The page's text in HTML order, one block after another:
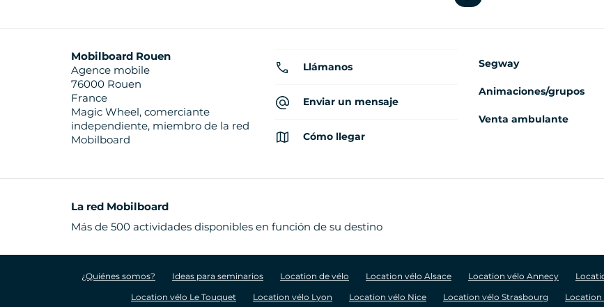
Mobilboard Rouen
Agence mobile
76000 Rouen
France
Magic Wheel, comerciante
independiente, miembro de la red
Mobilboard
Llámanos
Enviar un mensaje
Cómo llegar
Segway
Animaciones/grupos
Venta ambulante
La red Mobilboard
Más de 500 actividades disponibles en función de su destino
¿Quiénes somos? Ideas para seminarios Location de vélo Location vélo Alsace Location vélo Annecy
Location vélo Le Touquet
Location vélo Lyon Location vélo Nice Location vélo Strasbourg Location